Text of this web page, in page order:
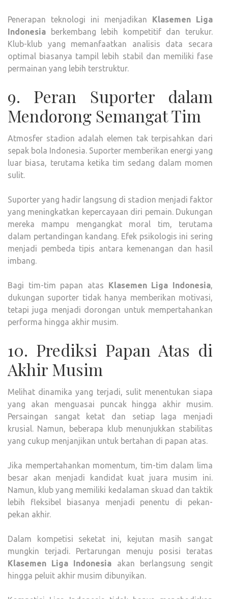
Penerapan teknologi ini menjadikan Klasemen Liga
Indonesia berkembang lebih kompetitif dan terukur.
Klub-klub yang memanfaatkan analisis data secara
optimal biasanya tampil lebih stabil dan memiliki fase
permainan yang lebih terstruktur.
9. Peran Suporter dalam
Mendorong Semangat Tim
Atmosfer stadion adalah elemen tak terpisahkan dari
sepak bola Indonesia. Suporter memberikan energi yang
luar biasa, terutama ketika tim sedang dalam momen
sulit.
Suporter yang hadir langsung di stadion menjadi faktor
yang meningkatkan kepercayaan diri pemain. Dukungan
mereka mampu mengangkat moral tim, terutama
dalam pertandingan kandang. Efek psikologis ini sering
menjadi pembeda tipis antara kemenangan dan hasil
imbang.
Bagi tim-tim papan atas Klasemen Liga Indonesia,
dukungan suporter tidak hanya memberikan motivasi,
tetapi juga menjadi dorongan untuk mempertahankan
performa hingga akhir musim.
10. Prediksi Papan Atas di
Akhir Musim
Melihat dinamika yang terjadi, sulit menentukan siapa
yang akan menguasai puncak hingga akhir musim.
Persaingan sangat ketat dan setiap laga menjadi
krusial. Namun, beberapa klub menunjukkan stabilitas
yang cukup menjanjikan untuk bertahan di papan atas.
Jika mempertahankan momentum, tim-tim dalam lima
besar akan menjadi kandidat kuat juara musim ini.
Namun, klub yang memiliki kedalaman skuad dan taktik
lebih fleksibel biasanya menjadi penentu di pekan-
pekan akhir.
Dalam kompetisi seketat ini, kejutan masih sangat
mungkin terjadi. Pertarungan menuju posisi teratas
Klasemen Liga Indonesia akan berlangsung sengit
hingga peluit akhir musim dibunyikan.